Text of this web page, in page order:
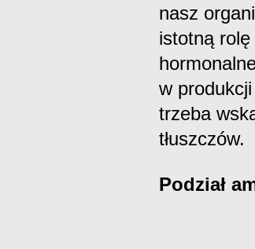
nasz
istotną
w
trzeba
tłuszczów.
Podział